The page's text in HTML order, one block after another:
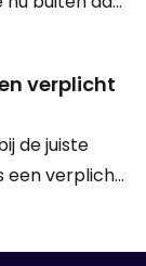
hoge
Met
warm weer
werk.
verplicht
de juiste
een verplicht